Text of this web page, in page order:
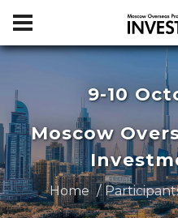
9-10
Moscow
Home